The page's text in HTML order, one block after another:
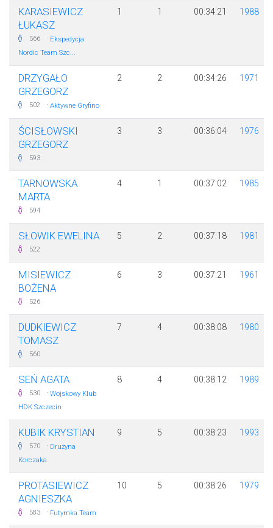
KARASIEWICZ
ŁUKASZ
566 · Ekspedycja
Nordic Team Szc...
1 1 00:34:21 1988
DRZYGAŁO
GRZEGORZ
502 · Aktywne Gryfino
2 2 00:34:26 1971
ŚCISŁOWSKI
GRZEGORZ
593
3 3 00:36:04 1976
TARNOWSKA
MARTA
594
4 1 00:37:02 1985
SŁOWIK EWELINA
522
5 2 00:37:18 1981
MISIEWICZ
BOŻENA
526
6 3 00:37:21 1961
DUDKIEWICZ
TOMASZ
560
7 4 00:38:08 1980
SEŃ AGATA
530 · Wojskowy Klub
HDK Szczecin
8 4 00:38:12 1989
KUBIK KRYSTIAN
570 · Drużyna
Korczaka
9 5 00:38:23 1993
PROTASIEWICZ
AGNIESZKA
583 · Futymka Team
10 5 00:38:26 1979